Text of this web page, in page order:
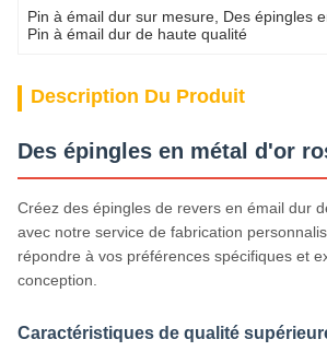
Pin à émail dur sur mesure Des épingles
Pin à émail dur de haute qualité
Description Du Produit
Des épingles en métal d'or
Créez des épingles de revers en émail dur
avec notre service de fabrication
répondre à vos préférences spécifiques et
conception.
Caractéristiques de qualité